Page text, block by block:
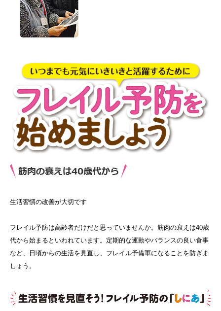
生活習慣の改善が大切です
フレイル予防は高齢者だけだと思っていませんか。筋肉の衰えは40歳
代から始まるといわれています。定期的な運動やバランスの良い食事
など、日頃からの生活を見直し、フレイル予備軍になることを防ぎま
しょう。